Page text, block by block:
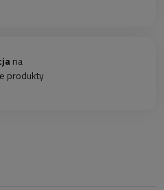
na
produkty